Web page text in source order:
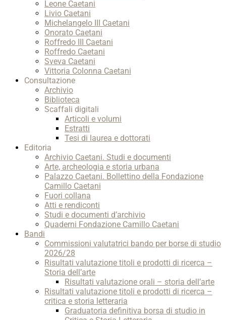
Leone Caetani
Livio Caetani
Michelangelo III Caetani
Onorato Caetani
Roffredo III Caetani
Roffredo Caetani
Sveva Caetani
Vittoria Colonna Caetani
Consultazione
Archivio
Biblioteca
Scaffali digitali
Articoli e volumi
Estratti
Tesi di laurea e dottorati
Editoria
Archivio Caetani. Studi e documenti
Arte, archeologia e storia urbana
Palazzo Caetani. Bollettino della Fondazione
Camillo Caetani
Fuori collana
Atti e rendiconti
Studi e documenti d’archivio
Quaderni Fondazione Camillo Caetani
Bandi
Commissioni valutatrici bando per borse di studio
2026/28
Risultati valutazione titoli e prodotti di ricerca –
Storia dell’arte
Risultati valutazione orali – storia dell’arte
Risultati valutazione titoli e prodotti di ricerca –
critica e storia letteraria
Graduatoria definitiva borsa di studio in